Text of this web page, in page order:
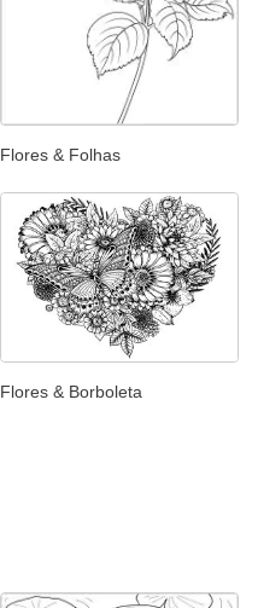
Flores & Folhas
Flores & Borboleta